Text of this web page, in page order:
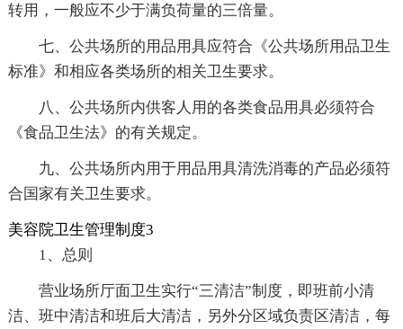
转用，一般应不少于满负荷量的三倍量。
七、公共场所的用品用具应符合《公共场所用品卫生
标准》和相应各类场所的相关卫生要求。
八、公共场所内供客人用的各类食品用具必须符合
《食品卫生法》的有关规定。
九、公共场所内用于用品用具清洗消毒的产品必须符
合国家有关卫生要求。
美容院卫生管理制度3
1、总则
营业场所厅面卫生实行“三清洁”制度，即班前小清
洁、班中清洁和班后大清洁，另外分区域负责区清洁，每